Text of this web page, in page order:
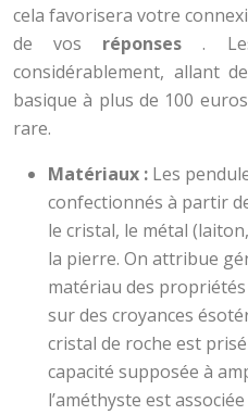
cela favorisera votre
de vos réponses.
considérablement, allant
basique à plus de 100
rare.
Matériaux : Les
confectionnés à partir
le cristal, le métal
la pierre. On attribue
matériau des
sur des croyances
cristal de roche est
capacité supposée à
l’améthyste est